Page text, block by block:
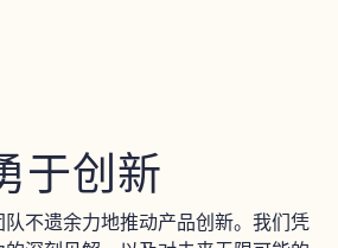
于创新
不遗余力地推动产品创新。我们凭